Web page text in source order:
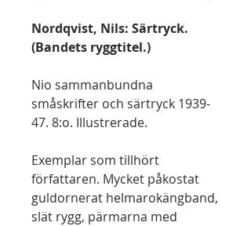
Nordqvist, Nils: Särtryck.
(Bandets ryggtitel.)
Nio sammanbundna
småskrifter och särtryck 1939-
47. 8:o. Illustrerade.
Exemplar som tillhört
författaren. Mycket påkostat
guldornerat helmarokängband,
slät rygg, pärmarna med